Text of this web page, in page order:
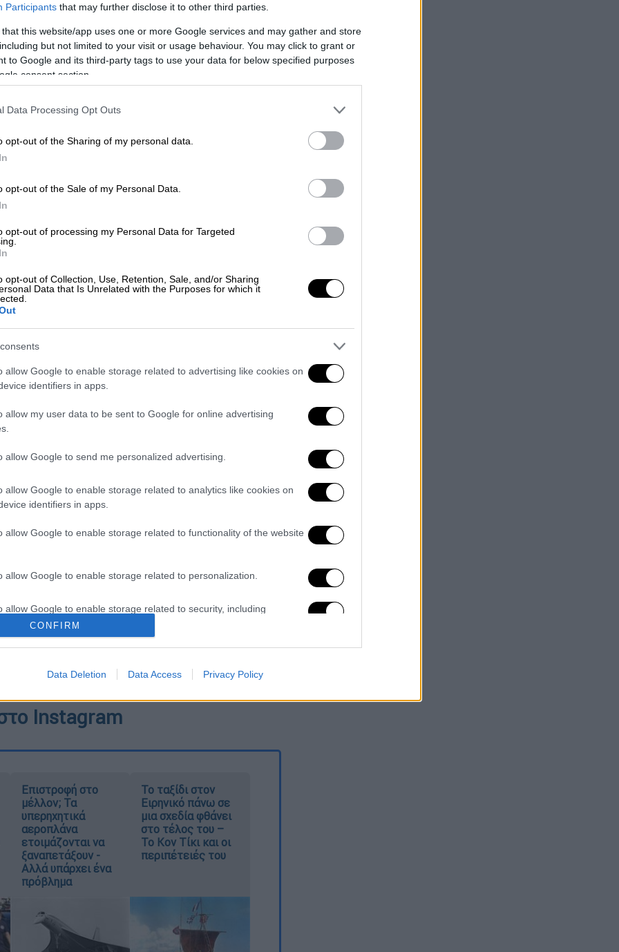
Participants that may further disclose it to other third parties.
that this website/app uses one or more Google services and may gather and store
but not limited to your visit or usage behaviour. You may click to grant or
to Google and its third-party tags to use your data for below specified purposes
consent section.
Data Processing Opt Outs
opt-out of the Sharing of my personal data.
opt-out of the Sale of my Personal Data.
opt-out of processing my Personal Data for Targeted
opt-out of Collection, Use, Retention, Sale, and/or Sharing
Data that Is Unrelated with the Purposes for which it
allow Google to enable storage related to advertising like cookies on
identifiers in apps.
allow my user data to be sent to Google for online advertising
allow Google to send me personalized advertising.
allow Google to enable storage related to analytics like cookies on
identifiers in apps.
allow Google to enable storage related to functionality of the website
allow Google to enable storage related to personalization.
allow Google to enable storage related to security, including
functionality and fraud prevention, and other user protection.
CONFIRM
Data Deletion Data Access Privacy Policy
το ΕΘΝΟΣ στη Google
της Θεσσαλονίκης που παραμένουν στο
στους δανειστές χιλιάδων
αρχαιοτήτων, κυρίως από τη Λαϊκή
τους εργαζόμενους του Υπ.
Τσακαλώτος αναγκάστηκε να ανακαλέσει
ΚΥΑ».
υπερταμείο είναι :
111.113 τμ.
του ναού Μεθοδίου και
άγ. Καραμανλή, τις ομπρέλες του
ήλιου, των κήπων ήχου, ρόδου, μνήμης,
γλυπτών, τον Ιστιοπλοϊκό Όμιλο
τον αύλειο χώρο του ναού Αγ. Φωτίου
4ης προβλήτας του ΟΛΘ, συνολικής
στην περιοχή της 3ης προβλήτας
Θεσσαλονίκης, εκτ. 49.120 τ.μ.
Instagram
Επιστροφή στο
μέλλον; Τα
υπερηχητικά
αεροπλάνα
ετοιμάζονται να
ξαναπετάξουν -
Αλλά υπάρχει ένα
πρόβλημα
Το ταξίδι στον
Ειρηνικό πάνω σε
μια σχεδία φθάνει
στο τέλος του –
Το Κον Τίκι και οι
περιπέτειές του